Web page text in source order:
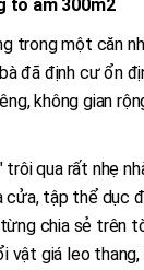
tổ ấm 300m2
trong một căn
đã định cư ổn
không gian
qua rất nhẹ
tập thể dục
chia sẻ trên
vật giá leo